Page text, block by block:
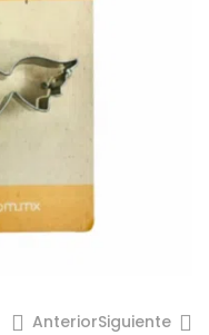
AnteriorSiguiente